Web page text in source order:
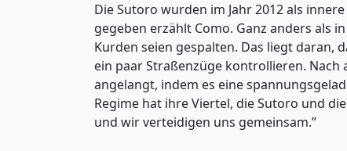
Die Sutoro wurden im Jahr 2012 als
gegeben erzählt Como. Ganz anders als
Kurden seien gespalten. Das liegt daran,
ein paar Straßenzüge kontrollieren.
angelangt, indem es eine
Regime hat ihre Viertel, die Sutoro und
und wir verteidigen uns gemeinsam.”